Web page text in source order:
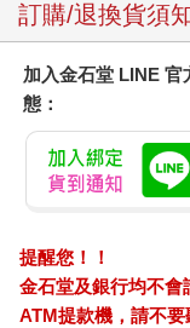
訂購/退換貨須
加入金石堂 LINE
態：
提醒您！！
金石堂及銀行均不
ATM提款機，請不要